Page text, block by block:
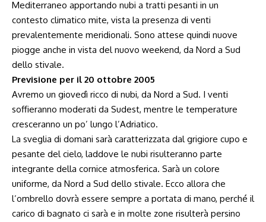
Mediterraneo apportando nubi a tratti pesanti in un
contesto climatico mite, vista la presenza di venti
prevalentemente meridionali. Sono attese quindi nuove
piogge anche in vista del nuovo weekend, da Nord a Sud
dello stivale.
Previsione per il 20 ottobre 2005
Avremo un giovedì ricco di nubi, da Nord a Sud. I venti
soffieranno moderati da Sudest, mentre le temperature
cresceranno un po’ lungo l’Adriatico.
La sveglia di domani sarà caratterizzata dal grigiore cupo e
pesante del cielo, laddove le nubi risulteranno parte
integrante della cornice atmosferica. Sarà un colore
uniforme, da Nord a Sud dello stivale. Ecco allora che
l’ombrello dovrà essere sempre a portata di mano, perché il
carico di bagnato ci sarà e in molte zone risulterà persino